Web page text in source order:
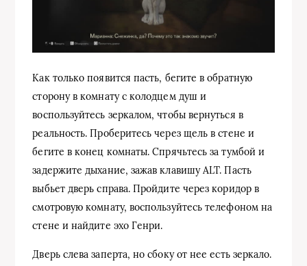
Как только появится пасть, бегите в обратную
сторону в комнату с колодцем душ и
воспользуйтесь зеркалом, чтобы вернуться в
реальность. Проберитесь через щель в стене и
бегите в конец комнаты. Спрячьтесь за тумбой и
задержите дыхание, зажав клавишу ALT. Пасть
выбьет дверь справа. Пройдите через коридор в
смотровую комнату, воспользуйтесь телефоном на
стене и найдите эхо Генри.
Дверь слева заперта, но сбоку от нее есть зеркало.